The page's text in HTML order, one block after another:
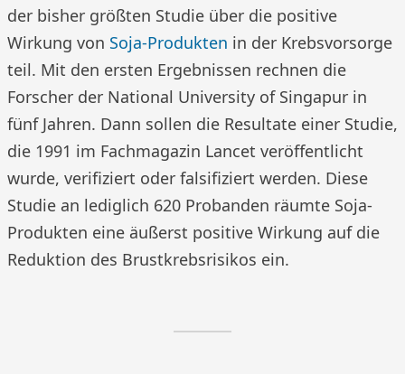
der bisher größten Studie über die positive
Wirkung von Soja-Produkten in der Krebsvorsorge
teil. Mit den ersten Ergebnissen rechnen die
Forscher der National University of Singapur in
fünf Jahren. Dann sollen die Resultate einer Studie,
die 1991 im Fachmagazin Lancet veröffentlicht
wurde, verifiziert oder falsifiziert werden. Diese
Studie an lediglich 620 Probanden räumte Soja-
Produkten eine äußerst positive Wirkung auf die
Reduktion des Brustkrebsrisikos ein.